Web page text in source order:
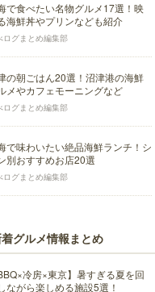
で食べたい名物グルメ17選！映
海鮮丼やプリンなども紹介
ログまとめ編集部
の朝ごはん20選！沼津港の海鮮
メやカフェモーニングなど
ログまとめ編集部
で味わいたい絶品海鮮ランチ！シ
別おすすめお店20選
ログまとめ編集部
グルメ情報まとめ
冷房×東京】暑すぎる夏を回
ながら楽しめる施設5選！